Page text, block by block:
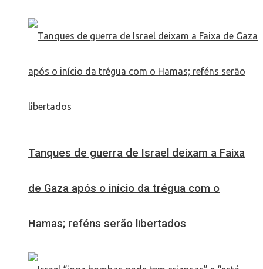
Tanques de guerra de Israel deixam a Faixa
de Gaza após o início da trégua com o
Hamas; reféns serão libertados